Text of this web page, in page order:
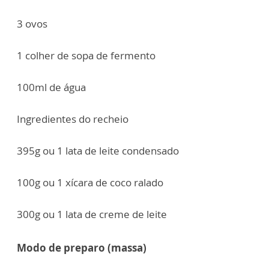
3 ovos
1 colher de sopa de fermento
100ml de água
Ingredientes do recheio
395g ou 1 lata de leite condensado
100g ou 1 xícara de coco ralado
300g ou 1 lata de creme de leite
Modo de preparo (massa)